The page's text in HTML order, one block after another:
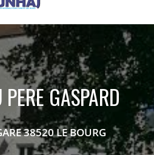
GASPARD
38520 LE BOURG